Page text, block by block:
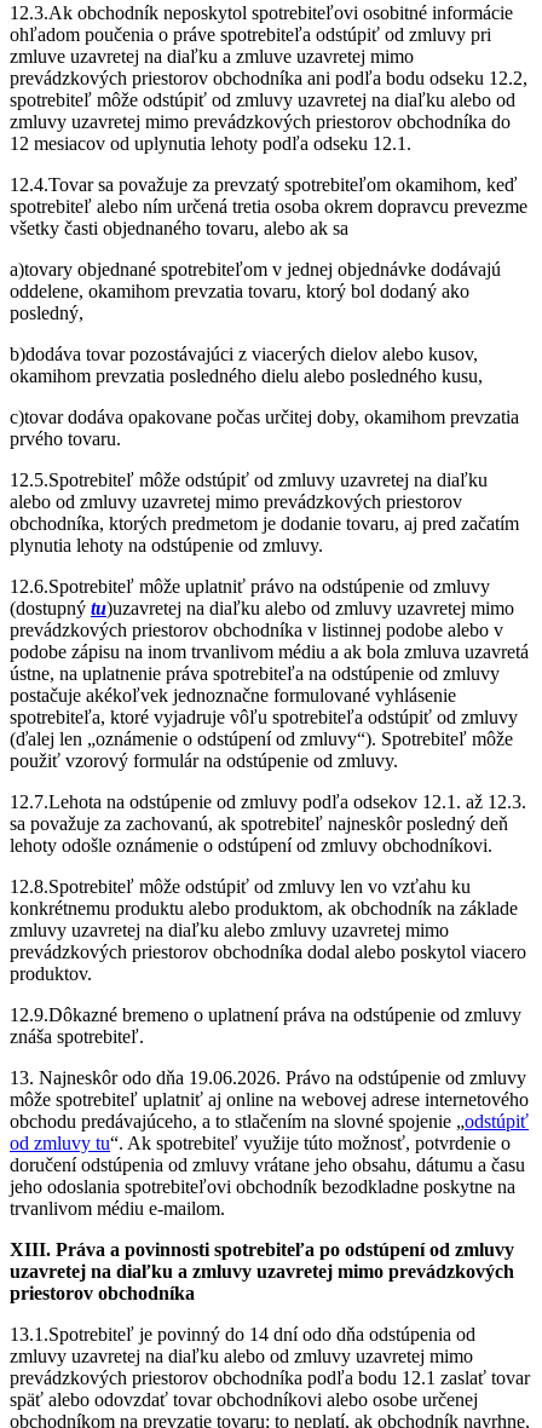
12.3.Ak obchodník neposkytol spotrebiteľovi osobitné informácie
ohľadom poučenia o práve spotrebiteľa odstúpiť od zmluvy pri
zmluve uzavretej na diaľku a zmluve uzavretej mimo
prevádzkových priestorov obchodníka ani podľa bodu odseku 12.2,
spotrebiteľ môže odstúpiť od zmluvy uzavretej na diaľku alebo od
zmluvy uzavretej mimo prevádzkových priestorov obchodníka do
12 mesiacov od uplynutia lehoty podľa odseku 12.1.
12.4.Tovar sa považuje za prevzatý spotrebiteľom okamihom, keď
spotrebiteľ alebo ním určená tretia osoba okrem dopravcu prevezme
všetky časti objednaného tovaru, alebo ak sa
a)tovary objednané spotrebiteľom v jednej objednávke dodávajú
oddelene, okamihom prevzatia tovaru, ktorý bol dodaný ako
posledný,
b)dodáva tovar pozostávajúci z viacerých dielov alebo kusov,
okamihom prevzatia posledného dielu alebo posledného kusu,
c)tovar dodáva opakovane počas určitej doby, okamihom prevzatia
prvého tovaru.
12.5.Spotrebiteľ môže odstúpiť od zmluvy uzavretej na diaľku
alebo od zmluvy uzavretej mimo prevádzkových priestorov
obchodníka, ktorých predmetom je dodanie tovaru, aj pred začatím
plynutia lehoty na odstúpenie od zmluvy.
12.6.Spotrebiteľ môže uplatniť právo na odstúpenie od zmluvy
(dostupný tu)uzavretej na diaľku alebo od zmluvy uzavretej mimo
prevádzkových priestorov obchodníka v listinnej podobe alebo v
podobe zápisu na inom trvanlivom médiu a ak bola zmluva uzavretá
ústne, na uplatnenie práva spotrebiteľa na odstúpenie od zmluvy
postačuje akékoľvek jednoznačne formulované vyhlásenie
spotrebiteľa, ktoré vyjadruje vôľu spotrebiteľa odstúpiť od zmluvy
(ďalej len „oznámenie o odstúpení od zmluvy“). Spotrebiteľ môže
použiť vzorový formulár na odstúpenie od zmluvy.
12.7.Lehota na odstúpenie od zmluvy podľa odsekov 12.1. až 12.3.
sa považuje za zachovanú, ak spotrebiteľ najneskôr posledný deň
lehoty odošle oznámenie o odstúpení od zmluvy obchodníkovi.
12.8.Spotrebiteľ môže odstúpiť od zmluvy len vo vzťahu ku
konkrétnemu produktu alebo produktom, ak obchodník na základe
zmluvy uzavretej na diaľku alebo zmluvy uzavretej mimo
prevádzkových priestorov obchodníka dodal alebo poskytol viacero
produktov.
12.9.Dôkazné bremeno o uplatnení práva na odstúpenie od zmluvy
znáša spotrebiteľ.
13. Najneskôr odo dňa 19.06.2026. Právo na odstúpenie od zmluvy
môže spotrebiteľ uplatniť aj online na webovej adrese internetového
obchodu predávajúceho, a to stlačením na slovné spojenie „odstúpiť
od zmluvy tu“. Ak spotrebiteľ využije túto možnosť, potvrdenie o
doručení odstúpenia od zmluvy vrátane jeho obsahu, dátumu a času
jeho odoslania spotrebiteľovi obchodník bezodkladne poskytne na
trvanlivom médiu e-mailom.
XIII. Práva a povinnosti spotrebiteľa po odstúpení od zmluvy
uzavretej na diaľku a zmluvy uzavretej mimo prevádzkových
priestorov obchodníka
13.1.Spotrebiteľ je povinný do 14 dní odo dňa odstúpenia od
zmluvy uzavretej na diaľku alebo od zmluvy uzavretej mimo
prevádzkových priestorov obchodníka podľa bodu 12.1 zaslať tovar
späť alebo odovzdať tovar obchodníkovi alebo osobe určenej
obchodníkom na prevzatie tovaru; to neplatí, ak obchodník navrhne,